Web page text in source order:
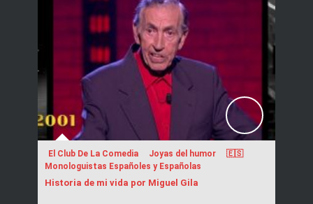
El Club De La Comedia Joyas del humor
🇪🇸
Monologuistas Españoles y Españolas
Historia de mi vida por Miguel Gila